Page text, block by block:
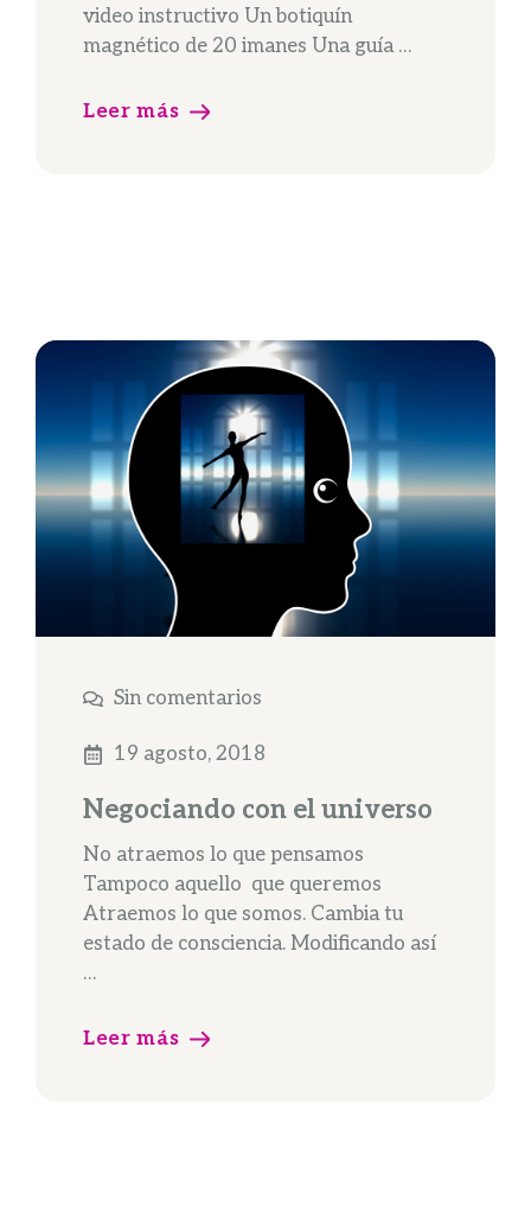
video instructivo Un botiquín
magnético de 20 imanes Una guía …
Leer más
Sin comentarios
19 agosto, 2018
Negociando con el universo
No atraemos lo que pensamos
Tampoco aquello que queremos
Atraemos lo que somos. Cambia tu
estado de consciencia. Modificando así
…
Leer más